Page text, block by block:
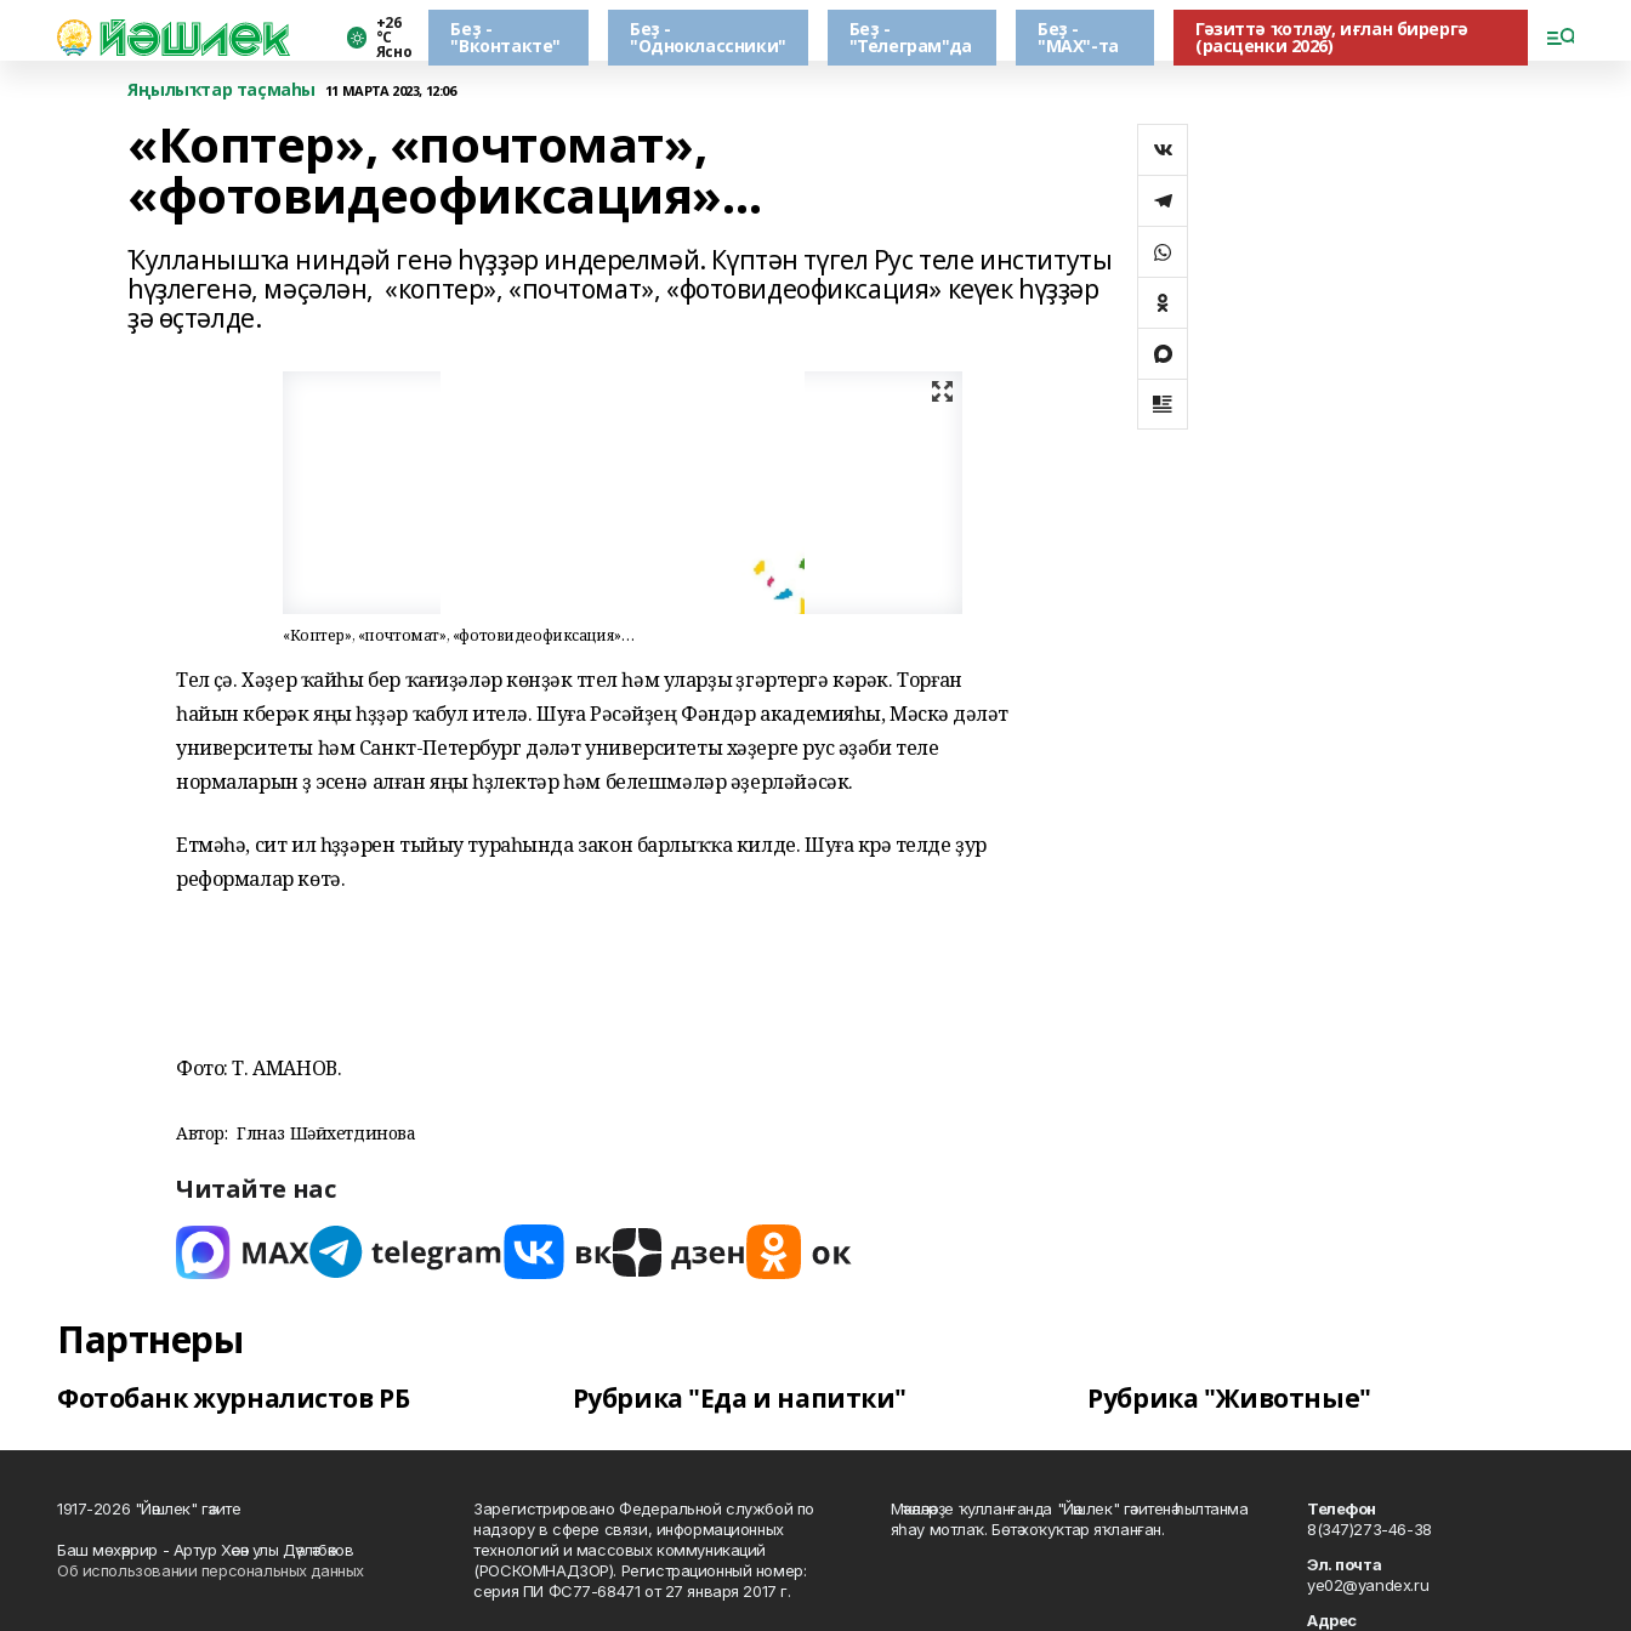
+26
°С
Ясно
Беҙ -
"Вконтакте"
Беҙ -
"Одноклассники"
Беҙ -
"Телеграм"да
Беҙ -
"МАХ"-та
Гәзиттә ҡотлау, иғлан бирергә
(расценки 2026)
Яңылыҡтар таҫмаһы
11 МАРТА 2023, 12:06
«Коптер», «почтомат»,
«фотовидеофиксация»…
Ҡулланышҡа ниндәй генә һүҙҙәр индерелмәй. Күптән түгел Рус теле институты
һүҙлегенә, мәҫәлән, «коптер», «почтомат», «фотовидеофиксация» кеүек һүҙҙәр
ҙә өҫтәлде.
«Коптер», «почтомат», «фотовидеофиксация»…
Тел үҫә. Хәҙер ҡайһы бер ҡағиҙәләр көнүҙәк түгел һәм уларҙы үҙгәртергә кәрәк. Торған
һайын күберәк яңы һүҙҙәр ҡабул ителә. Шуға Рәсәйҙең Фәндәр академияһы, Мәскәү дәүләт
университеты һәм Санкт-Петербург дәүләт университеты хәҙерге рус әҙәби теле
нормаларын үҙ эсенә алған яңы һүҙлектәр һәм белешмәләр әҙерләйәсәк.
Етмәһә, сит ил һүҙҙәрен тыйыу тураһында закон барлыҡҡа килде. Шуға күрә телде ҙур
реформалар көтә.
Фото: Т. АМАНОВ.
Автор: Гөлназ Шәйхетдинова
Читайте нас
Партнеры
Фотобанк журналистов РБ Рубрика "Еда и напитки" Рубрика "Животные"
1917-2026 "Йәшлек" гәзите
Баш мөхәррир - Артур Хәсән улы Дәүләтбәков
Об использовании персональных данных
Зарегистрировано Федеральной службой по
надзору в сфере связи, информационных
технологий и массовых коммуникаций
(РОСКОМНАДЗОР). Регистрационный номер:
серия ПИ ФС77-68471 от 27 января 2017 г.
Мәҡәләләрҙе ҡулланғанда "Йәшлек" гәзитенә һылтанма
яһау мотлаҡ. Бөтә хоҡуҡтар яҡланған.
Телефон
8(347)273-46-38
Эл. почта
ye02@yandex.ru
Адрес